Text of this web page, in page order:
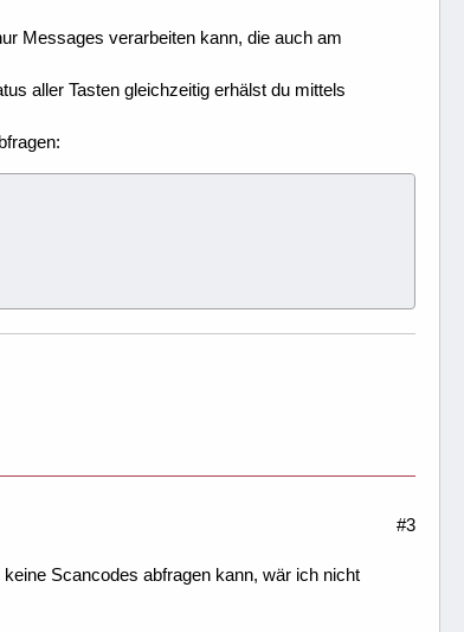
Messages verarbeiten kann, die auch am
aller Tasten gleichzeitig erhälst du mittels
#3
Scancodes abfragen kann, wär ich nicht